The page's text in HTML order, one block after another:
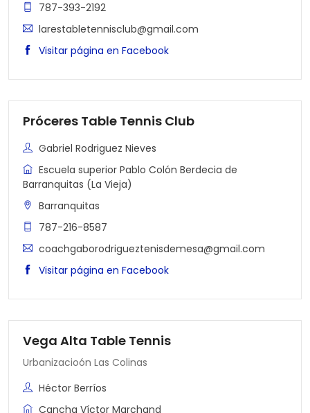
787-393-2192
larestabletennisclub@gmail.com
Visitar página en Facebook
Próceres Table Tennis Club
Gabriel Rodriguez Nieves
Escuela superior Pablo Colón Berdecia de
Barranquitas (La Vieja)
Barranquitas
787-216-8587
coachgaborodrigueztenisdemesa@gmail.com
Visitar página en Facebook
Vega Alta Table Tennis
Urbanizacioón Las Colinas
Héctor Berríos
Cancha Víctor Marchand